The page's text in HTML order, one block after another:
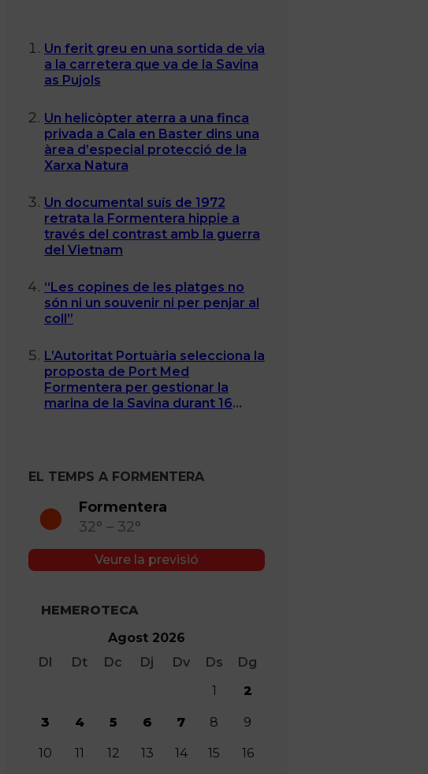
Un ferit greu en una sortida de via
a la carretera que va de la Savina
as Pujols
Un helicòpter aterra a una finca
privada a Cala en Baster dins una
àrea d’especial protecció de la
Xarxa Natura
Un documental suís de 1972
retrata la Formentera hippie a
través del contrast amb la guerra
del Vietnam
“Les copines de les platges no
són ni un souvenir ni per penjar al
coll”
L’Autoritat Portuària selecciona la
proposta de Port Med
Formentera per gestionar la
marina de la Savina durant 16
EL TEMPS A FORMENTERA
Formentera
32° – 32°
Veure la previsió
HEMEROTECA
Agost 2026
Dl
Dt Dc Dj Dv Ds
Dg
1
2
3 4 5 6 7 8 9
10 11 12 13 14 15
16